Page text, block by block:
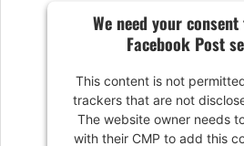
We need your
Facebook Post
This content is not
trackers that are not
The website owner needs
with their CMP to add this